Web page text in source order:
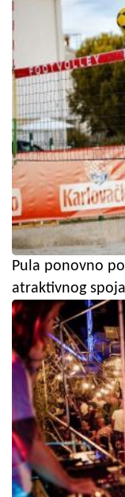
Pula ponovno
atraktivnog